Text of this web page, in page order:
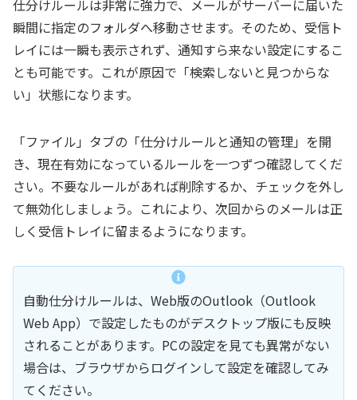
仕分けルールは非常に強力で、メールがサーバーに届いた
瞬間に指定のフォルダへ移動させます。そのため、受信ト
レイには一瞬も表示されず、通知すら来ない設定にするこ
とも可能です。これが原因で「検索しないと見つからな
い」状態になります。
「ファイル」タブの「仕分けルールと通知の管理」を開
き、現在有効になっているルールを一つずつ確認してくだ
さい。不要なルールがあれば削除するか、チェックを外し
て無効化しましょう。これにより、次回からのメールは正
しく受信トレイに留まるようになります。
自動仕分けルールは、Web版のOutlook（Outlook
Web App）で設定したものがデスクトップ版にも反映
されることがあります。PCの設定を見ても異常がない
場合は、ブラウザからログインして設定を確認してみ
てください。